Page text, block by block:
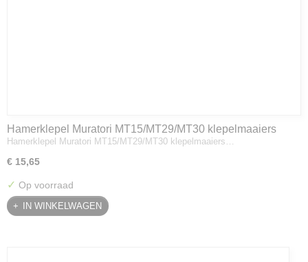
Hamerklepel Muratori MT15/MT29/MT30 klepelmaaiers
Hamerklepel Muratori MT15/MT29/MT30 klepelmaaiers…
€ 15,65
✓ Op voorraad
IN WINKELWAGEN